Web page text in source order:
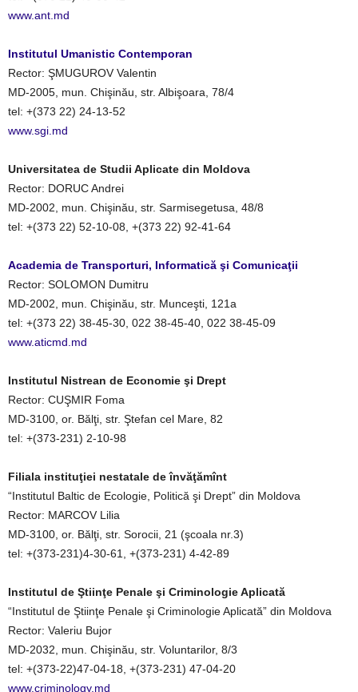
www.ant.md
Institutul Umanistic Contemporan
Rector: ŞMUGUROV Valentin
MD-2005, mun. Chişinău, str. Albişoara, 78/4
tel: +(373 22) 24-13-52
www.sgi.md
Universitatea de Studii Aplicate din Moldova
Rector: DORUC Andrei
MD-2002, mun. Chişinău, str. Sarmisegetusa, 48/8
tel: +(373 22) 52-10-08, +(373 22) 92-41-64
Academia de Transporturi, Informatică şi Comunicaţii
Rector: SOLOMON Dumitru
MD-2002, mun. Chişinău, str. Munceşti, 121a
tel: +(373 22) 38-45-30, 022 38-45-40, 022 38-45-09
www.aticmd.md
Institutul Nistrean de Economie şi Drept
Rector: CUŞMIR Foma
MD-3100, or. Bălţi, str. Ştefan cel Mare, 82
tel: +(373-231) 2-10-98
Filiala instituţiei nestatale de învăţămînt
“Institutul Baltic de Ecologie, Politică şi Drept” din Moldova
Rector: MARCOV Lilia
MD-3100, or. Bălţi, str. Sorocii, 21 (şcoala nr.3)
tel: +(373-231)4-30-61, +(373-231) 4-42-89
Institutul de Ştiinţe Penale şi Criminologie Aplicată
“Institutul de Ştiinţe Penale şi Criminologie Aplicată” din Moldova
Rector: Valeriu Bujor
MD-2032, mun. Chişinău, str. Voluntarilor, 8/3
tel: +(373-22)47-04-18, +(373-231) 47-04-20
www.criminology.md